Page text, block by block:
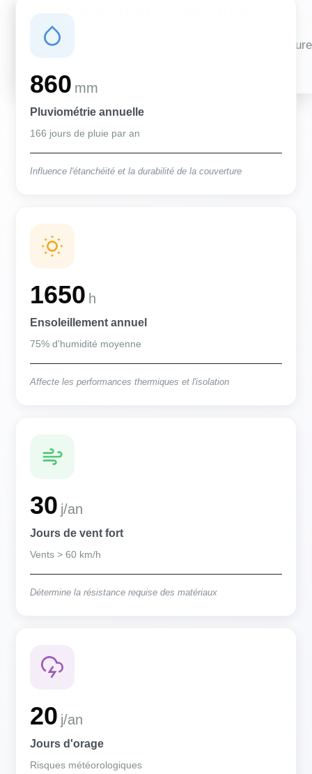
Des conditions qui influencent vos travaux de couverture
860 mm
Pluviométrie annuelle
166 jours de pluie par an
Influence l'étanchéité et la durabilité de la couverture
1650 h
Ensoleillement annuel
75% d'humidité moyenne
Affecte les performances thermiques et l'isolation
30 j/an
Jours de vent fort
Vents > 60 km/h
Détermine la résistance requise des matériaux
20 j/an
Jours d'orage
Risques météorologiques